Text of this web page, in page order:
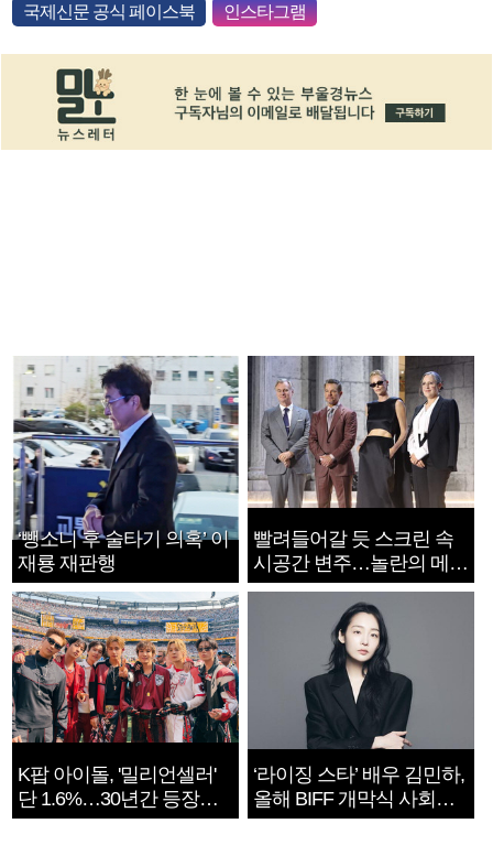
국제신문 공식 페이스북 인스타그램
‘뺑소니 후 술타기 의혹’ 이
재룡 재판행
빨려들어갈 듯 스크린 속
시공간 변주…놀란의 메시
지는 ‘전쟁 속죄’
K팝 아이돌, '밀리언셀러'
단 1.6%…30년간 등장
1182개팀 전수조사
‘라이징 스타’ 배우 김민하,
올해 BIFF 개막식 사회자
확정